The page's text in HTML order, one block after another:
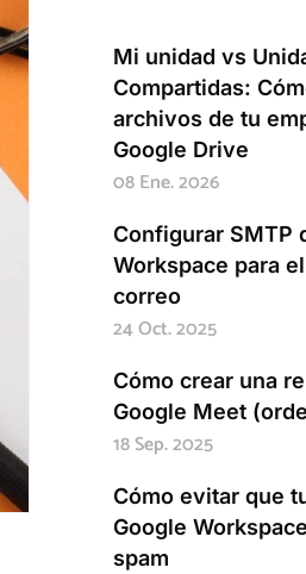
Mi unidad vs
Compartidas:
archivos de tu
Google Drive
08 Ene. 2026
Configurar SMTP
Workspace para
correo
24 Oct. 2025
Cómo crear una
Google Meet
18 Sep. 2025
Cómo evitar que
Google
spam